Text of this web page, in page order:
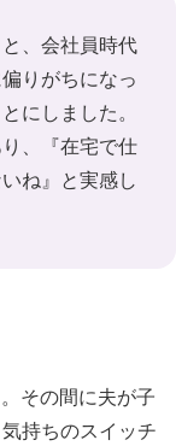
、会社員時代
りがちになっ
にしました。
、『在宅で仕
ね』と実感し
その間に夫が子
持ちのスイッチ